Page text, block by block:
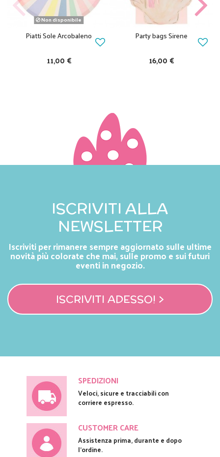
Non disponibile
Piatti Sole Arcobaleno
11,00 €
Party bags Sirene
16,00 €
ISCRIVITI ALLA
NEWSLETTER
Iscriviti per rimanere sempre aggiornato sulle ultime
novità più colorate che mai, sulle promo e sui futuri
eventi in negozio.
ISCRIVITI ADESSO! >
SPEDIZIONI
Veloci, sicure e tracciabili con
corriere espresso.
CUSTOMER CARE
Assistenza prima, durante e dopo
l'ordine.